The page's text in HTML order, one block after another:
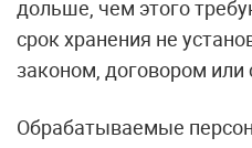
дольше, чем этого
срок хранения не
законом, договором или
Обрабатываемые